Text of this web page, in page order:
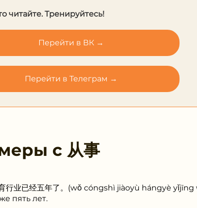
читайте. Тренируйтесь!
Перейти в ВК →
Перейти в Телеграм →
с 从事
行业已经五年了。(wǒ cóngshì jiàoyù hángyè
пять лет.